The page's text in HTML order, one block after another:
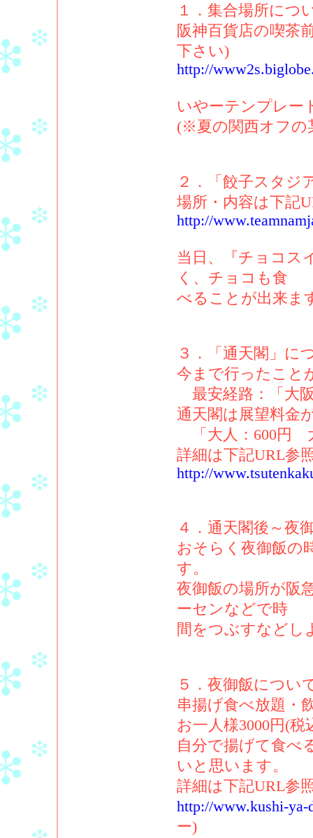
１．集合場所につ
阪神百貨店の喫茶
下さい)
http://
いやーテンプレー
(※夏の関西オフの
２．「餃子スタジ
場所・内容は下記
http://
当日、『チョコス
く、チョコも食
べることが出来ま
３．「通天閣」に
今まで行ったこと
最安経路：「大
通天閣は展望料金
「大人：600円
詳細は下記URL参
http://
４．通天閣後～夜
おそらく夜御飯の
す。
夜御飯の場所が阪
ーセンなどで時
間をつぶすなどし
５．夜御飯につい
串揚げ食べ放題・
お一人様3000円(税
自分で揚げて食べ
いと思います。
詳細は下記URL参
http://www.kushi-ya-
ー)